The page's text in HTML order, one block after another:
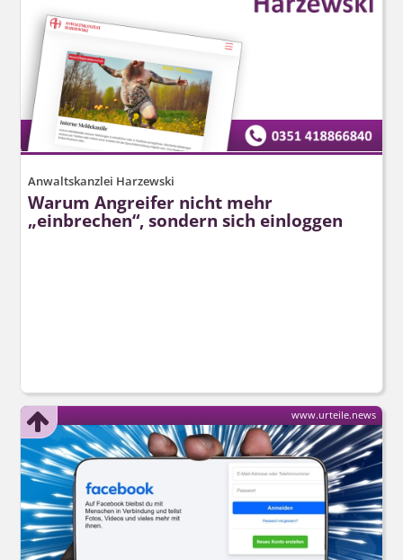
Anwaltskanzlei Harzewski
Warum Angreifer nicht mehr
„einbrechen“, sondern sich einloggen
www.urteile.news